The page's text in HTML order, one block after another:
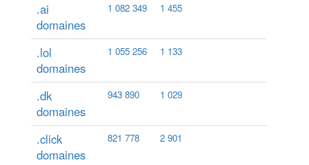
.ai
domaines
1 082 349 1 455
.lol
domaines
1 055 256 1 133
.dk
domaines
943 890 1 029
.click
domaines
821 778 2 901